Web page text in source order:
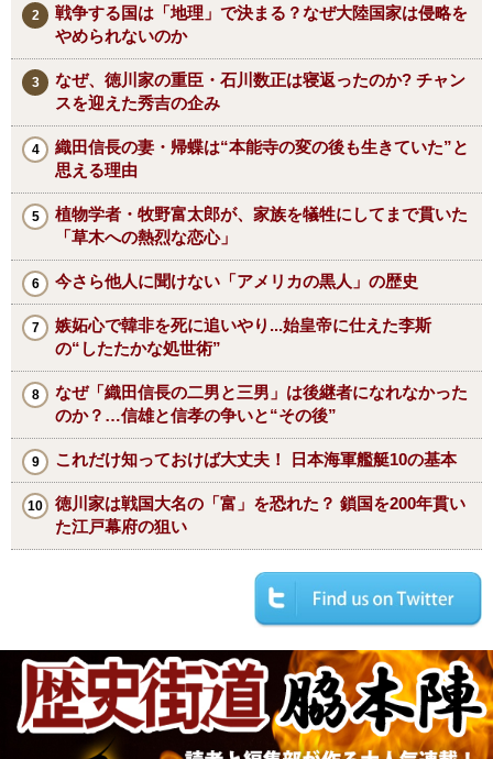
戦争する国は「地理」で決まる？なぜ大陸国家は侵略を
やめられないのか
なぜ、徳川家の重臣・石川数正は寝返ったのか? チャン
スを迎えた秀吉の企み
織田信長の妻・帰蝶は“本能寺の変の後も生きていた”と
思える理由
植物学者・牧野富太郎が、家族を犠牲にしてまで貫いた
「草木への熱烈な恋心」
今さら他人に聞けない「アメリカの黒人」の歴史
嫉妬心で韓非を死に追いやり...始皇帝に仕えた李斯
の“したたかな処世術”
なぜ「織田信長の二男と三男」は後継者になれなかった
のか？…信雄と信孝の争いと“その後”
これだけ知っておけば大丈夫！ 日本海軍艦艇10の基本
徳川家は戦国大名の「富」を恐れた？ 鎖国を200年貫い
た江戸幕府の狙い